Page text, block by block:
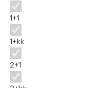
Dispozice
1+1
1+kk
2+1